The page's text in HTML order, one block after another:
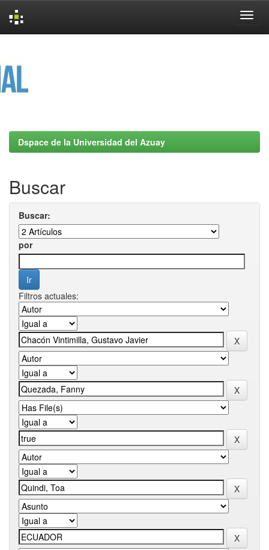
Dspace de la Universidad del Azuay
Buscar
Buscar:
por
Filtros actuales: